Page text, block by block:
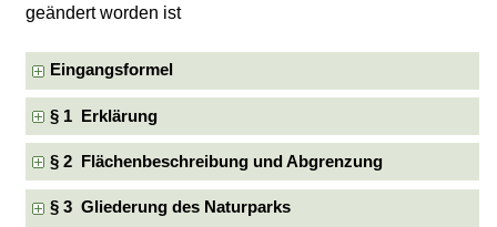
geändert worden ist
Eingangsformel
§ 1 Erklärung
§ 2 Flächenbeschreibung und Abgrenzung
§ 3 Gliederung des Naturparks